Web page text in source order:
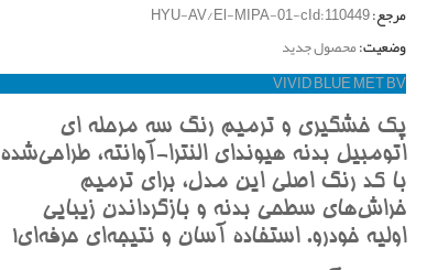
مرجع:HYU-AV/El-MIPA-01-cId:110449
وضعیت:محصول جدید
VIVID BLUE MET BV
پک خشگيري و ترميم رنگ سه مرحله اي
اتومبيل بدنه هيونداي النترا-آوانته، طراحي‌شده
با کد رنگ اصلي اين مدل، براي ترميم
خراش‌هاي سطحي بدنه و بازگرداندن زيبايي
اوليه خودرو. استفاده آسان و نتيجه‌اي حرفه‌اي!